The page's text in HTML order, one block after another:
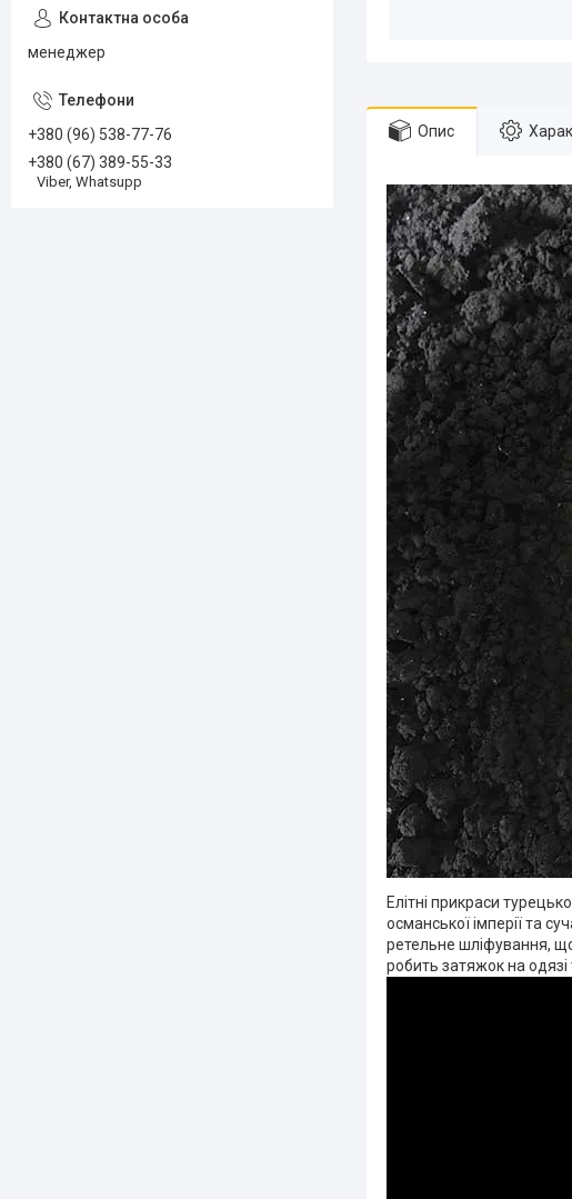
Опис
Елітні прикраси
османської імперії та
ретельне шліфування, що
робить затяжок на одязі
менеджер
+380 (96) 538-77-76
+380 (67) 389-55-33
Viber, Whatsupp